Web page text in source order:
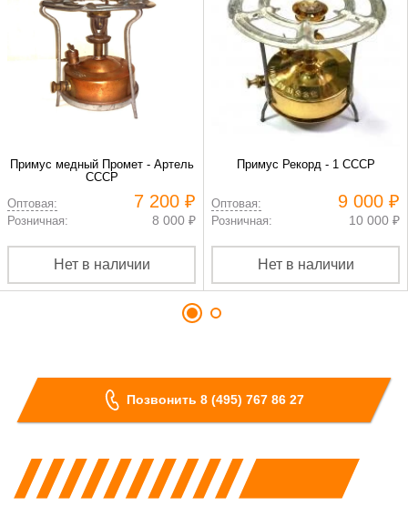
Примус медный Промет - Артель
СССР
Оптовая:
7 200 ₽
Розничная: 8 000 ₽
Нет в наличии
Примус Рекорд - 1 СССР
Оптовая: 9 000 ₽
Розничная: 10 000 ₽
Нет в наличии
Позвонить 8 (495) 767 86 27